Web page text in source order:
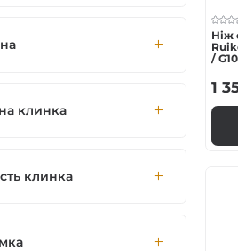
Ніж
/
1
клинка
клинка